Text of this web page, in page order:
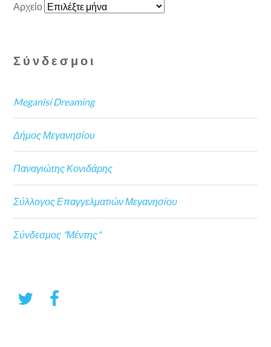
Αρχείο
Σύνδεσμοι
Meganisi Dreaming
Δήμος Μεγανησίου
Παναγιώτης Κονιδάρης
Σύλλογος Επαγγελματιών Μεγανησίου
Σύνδεσμος "Μέντης"